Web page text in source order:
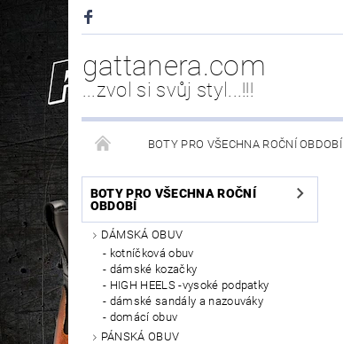
gattanera.com
...zvol si svůj styl...!!!
BOTY PRO VŠECHNA ROČNÍ OBDOBÍ
NEW ROCK DOPLŇKY/NÁHRADNÍ DÍLY
PÉČE O OBUV
BOTY PRO VŠECHNA ROČNÍ
OBDOBÍ
DÁMSKÁ OBUV
kotníčková obuv
dámské kozačky
HIGH HEELS -vysoké podpatky
dámské sandály a nazouváky
domácí obuv
PÁNSKÁ OBUV